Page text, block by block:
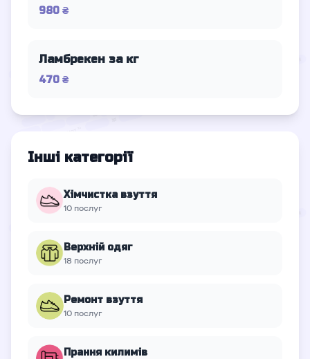
980 ₴
Ламбрекен за кг
470 ₴
Інші категорії
Хімчистка взуття
10 послуг
Верхній oдяг
18 послуг
Ремонт взуття
10 послуг
Прання килимів